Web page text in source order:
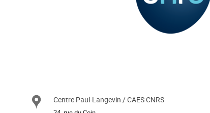
Site
Centre Paul-Langevin / CAES CNRS